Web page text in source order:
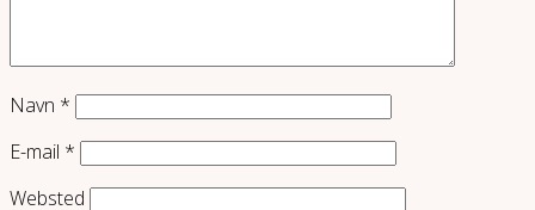
Navn *
E-mail *
Websted